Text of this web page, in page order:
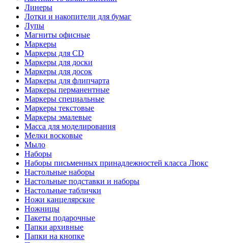
Линеры
Лотки и накопители для бумаг
Лупы
Магниты офисные
Маркеры
Маркеры для CD
Маркеры для доски
Маркеры для досок
Маркеры для флипчарта
Маркеры перманентные
Маркеры специальные
Маркеры текстовые
Маркеры эмалевые
Масса для моделирования
Мелки восковые
Мыло
Наборы
Наборы письменных принадлежностей класса Люкс
Настольные наборы
Настольные подставки и наборы
Настольные таблички
Ножи канцелярские
Ножницы
Пакеты подарочные
Папки архивные
Папки на кнопке